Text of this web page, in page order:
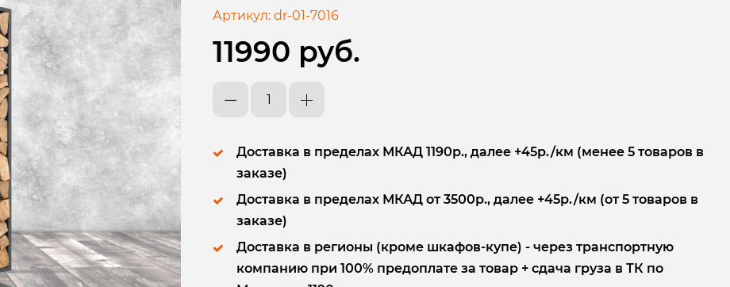
Артикул: dr-01-7016
11990 руб.
Доставка в пределах МКАД 1190р., далее +45р./км (менее 5 товаров в
заказе)
Доставка в пределах МКАД от 3500р., далее +45р./км (от 5 товаров в
заказе)
Доставка в регионы (кроме шкафов-купе) - через транспортную
компанию при 100% предоплате за товар + сдача груза в ТК по